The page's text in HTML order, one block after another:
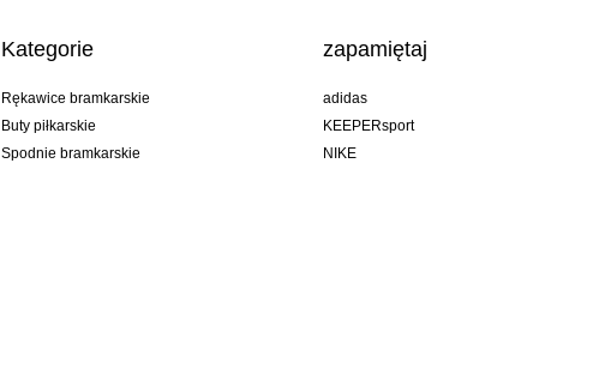
Kategorie
Rękawice bramkarskie
Buty piłkarskie
Spodnie bramkarskie
zapamiętaj
adidas
KEEPERsport
NIKE